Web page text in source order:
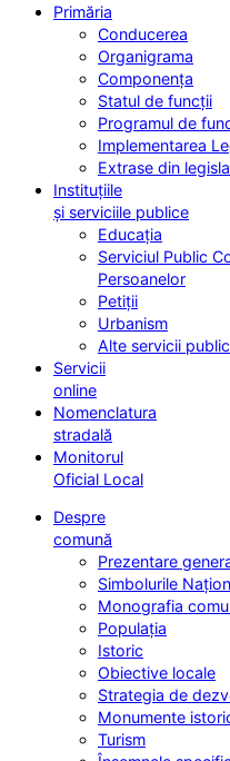
Primăria
Conducerea
Organigrama
Componența
Statul de funcții
Programul de
Implementarea
Extrase din
Instituțiile
și serviciile publice
Educația
Serviciul Public
Persoanelor
Petiții
Urbanism
Alte servicii
Servicii
online
Nomenclatura
stradală
Monitorul
Oficial Local
Despre
comună
Prezentare
Simbolurile
Monografia
Populația
Istoric
Obiective locale
Strategia de
Monumente
Turism